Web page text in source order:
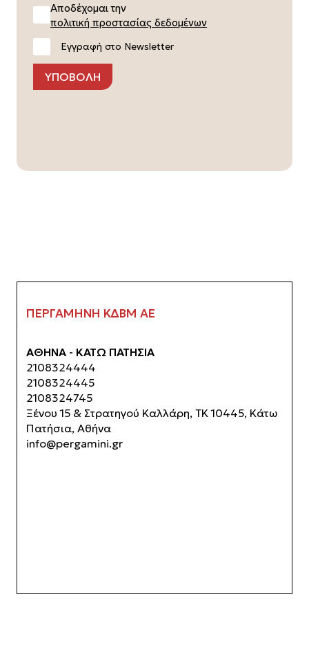
Αποδέχομαι την
πολιτική προστασίας δεδομένων
Εγγραφή στο Newsletter
ΠΕΡΓΑΜΗΝΗ ΚΔΒΜ ΑΕ
ΑΘΗΝΑ - ΚΑΤΩ ΠΑΤΗΣΙΑ
2108324444
2108324445
2108324745
Ξένου 15 & Στρατηγού Καλλάρη, ΤΚ 10445, Κάτω
Πατήσια, Αθήνα
info@pergamini.gr